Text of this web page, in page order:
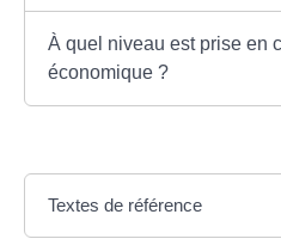
À quel niveau est prise en
économique ?
Textes de référence